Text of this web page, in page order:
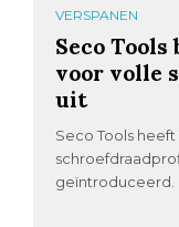
VERSPANEN
Seco
voor volle
uit
Seco Tools
geïntroduceerd.